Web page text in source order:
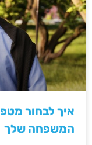
איך לבחור
המשפחה שלך